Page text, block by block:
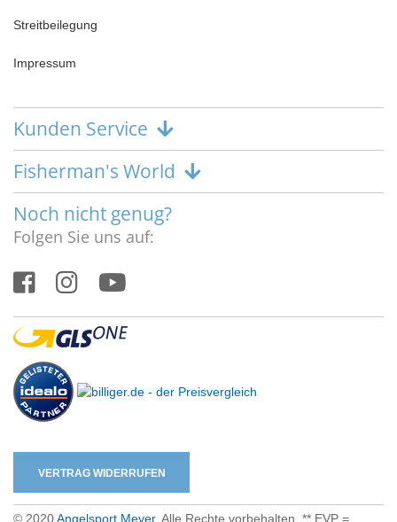
Streitbeilegung
Impressum
Kunden Service
Fisherman's World
Noch nicht genug?
Folgen Sie uns auf:
VERTRAG WIDERRUFEN
© 2020Angelsport Meyer. Alle Rechte vorbehalten. ** EVP =